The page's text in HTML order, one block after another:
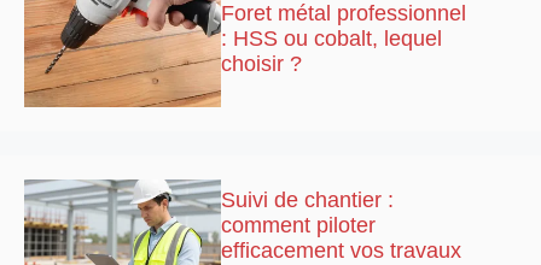
Foret métal professionnel
: HSS ou cobalt, lequel
choisir ?
Suivi de chantier :
comment piloter
efficacement vos travaux